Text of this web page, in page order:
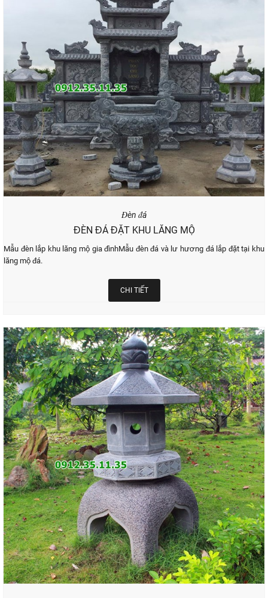
Đèn đá
ĐÈN ĐÁ ĐẶT KHU LĂNG MỘ
Mẫu đèn lắp khu lăng mộ gia đìnhMẫu đèn đá và lư hương đá lắp đặt tại khu
lăng mộ đá.
CHI TIẾT